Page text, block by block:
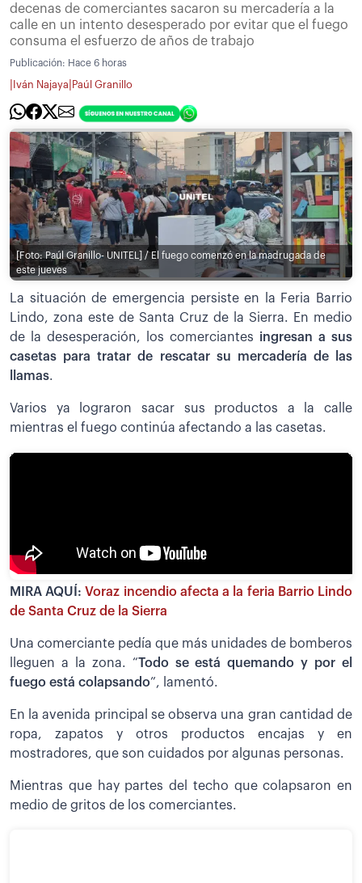
decenas de comerciantes sacaron su mercadería a la
calle en un intento desesperado por evitar que el fuego
consuma el esfuerzo de años de trabajo
Publicación: Hace 6 horas
Iván Najaya Paúl Granillo
[Foto: Paúl Granillo- UNITEL] / El fuego comenzó en la madrugada de
este jueves
La situación de emergencia persiste en la Feria Barrio
Lindo, zona este de Santa Cruz de la Sierra. En medio
de la desesperación, los comerciantes ingresan a sus
casetas para tratar de rescatar su mercadería de las
llamas.
Varios ya lograron sacar sus productos a la calle
mientras el fuego continúa afectando a las casetas.
MIRA AQUÍ:Voraz incendio afecta a la feria Barrio Lindo
de Santa Cruz de la Sierra
Una comerciante pedía que más unidades de bomberos
lleguen a la zona. “Todo se está quemando y por el
fuego está colapsando”, lamentó.
En la avenida principal se observa una gran cantidad de
ropa, zapatos y otros productos encajas y en
mostradores, que son cuidados por algunas personas.
Mientras que hay partes del techo que colapsaron en
medio de gritos de los comerciantes.